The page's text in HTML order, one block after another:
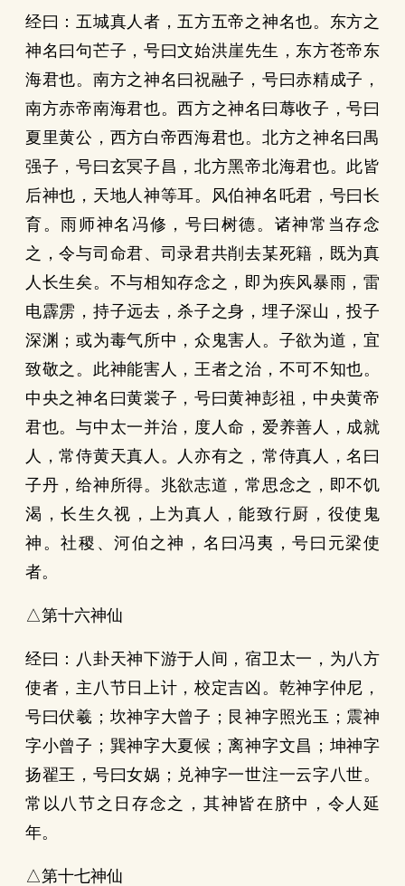
经曰：五城真人者，五方五帝之神名也。东方之
神名曰句芒子，号曰文始洪崖先生，东方苍帝东
海君也。南方之神名曰祝融子，号曰赤精成子，
南方赤帝南海君也。西方之神名曰蓐收子，号曰
夏里黄公，西方白帝西海君也。北方之神名曰禺
强子，号曰玄冥子昌，北方黑帝北海君也。此皆
后神也，天地人神等耳。风伯神名吒君，号曰长
育。雨师神名冯修，号曰树德。诸神常当存念
之，令与司命君、司录君共削去某死籍，既为真
人长生矣。不与相知存念之，即为疾风暴雨，雷
电霹雳，持子远去，杀子之身，埋子深山，投子
深渊；或为毒气所中，众鬼害人。子欲为道，宜
致敬之。此神能害人，王者之治，不可不知也。
中央之神名曰黄裳子，号曰黄神彭祖，中央黄帝
君也。与中太一并治，度人命，爱养善人，成就
人，常侍黄天真人。人亦有之，常侍真人，名曰
子丹，给神所得。兆欲志道，常思念之，即不饥
渴，长生久视，上为真人，能致行厨，役使鬼
神。社稷、河伯之神，名曰冯夷，号曰元梁使
者。
△第十六神仙
经曰：八卦天神下游于人间，宿卫太一，为八方
使者，主八节日上计，校定吉凶。乾神字仲尼，
号曰伏羲；坎神字大曾子；艮神字照光玉；震神
字小曾子；巽神字大夏候；离神字文昌；坤神字
扬翟王，号曰女娲；兑神字一世注一云字八世。
常以八节之日存念之，其神皆在脐中，令人延
年。
△第十七神仙